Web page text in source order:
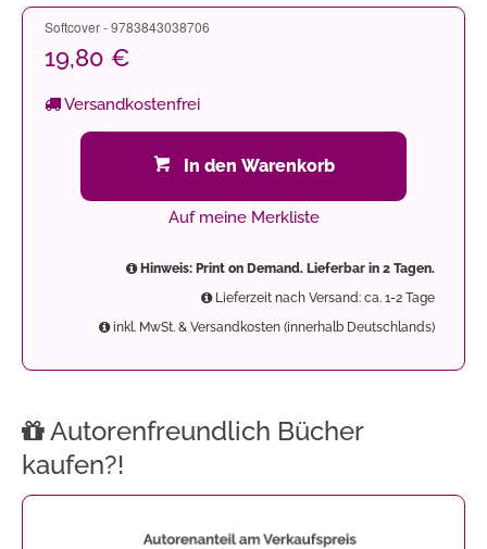
Softcover - 9783843038706
19,80 €
Versandkostenfrei
In den Warenkorb
Auf meine Merkliste
Hinweis: Print on Demand. Lieferbar in 2 Tagen.
Lieferzeit nach Versand: ca. 1-2 Tage
inkl. MwSt. & Versandkosten (innerhalb Deutschlands)
Autorenfreundlich Bücher
kaufen?!